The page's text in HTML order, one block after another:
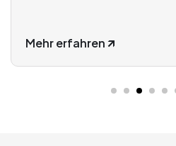
Mehr erfahren 🡭